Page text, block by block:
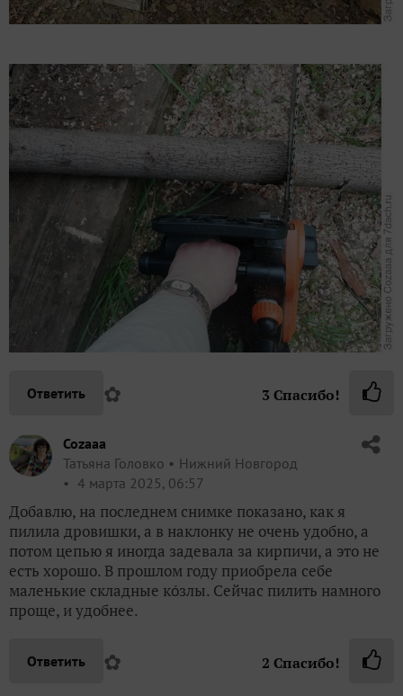
Ответить ✿ 3 Спасибо!
Cozaaa
Татьяна Головко
Нижний Новгород
4 марта 2025, 06:57
Добавлю, на последнем снимке показано, как я
пилила дровишки, а в наклонку не очень удобно, а
потом цепью я иногда задевала за кирпичи, а это не
есть хорошо. В прошлом году приобрела себе
маленькие складные ко́злы. Сейчас пилить намного
проще, и удобнее.
Ответить ✿ 2 Спасибо!